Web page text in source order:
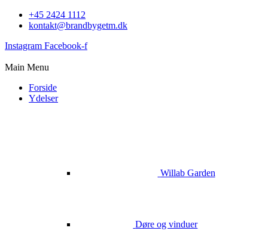
+45 2424 1112
kontakt@brandbygetm.dk
Instagram Facebook-f
Main Menu
Forside
Ydelser
Willab Garden
Døre og vinduer